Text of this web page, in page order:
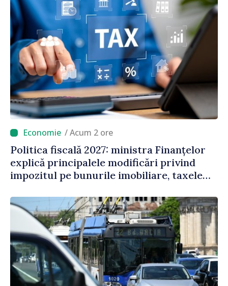
/ Acum 2 ore
Politica fiscală 2027: ministra Finanțelor
explică principalele modificări privind
impozitul pe bunurile imobiliare, taxele